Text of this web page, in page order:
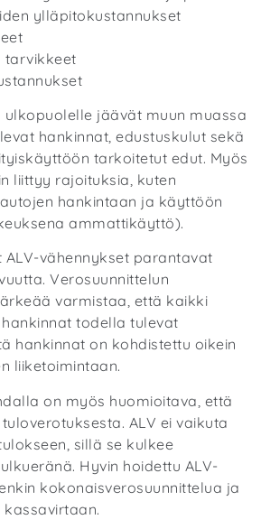
ylläpitokustannukset
tarvikkeet
ulkopuolelle jäävät muun muassa
hankinnat, edustuskulut sekä
tarkoitetut edut. Myös
liittyy rajoituksia, kuten
hankintaan ja käyttöön
ammattikäyttö).
ALV-vähennykset parantavat
Verosuunnittelun
varmistaa, että kaikki
todella tulevat
hankinnat on kohdistettu oikein
liiketoimintaan.
on myös huomioitava, että
ALV ei vaikuta
sillä se kulkee
Hyvin hoidettu ALV-
kokonaisverosuunnittelua ja